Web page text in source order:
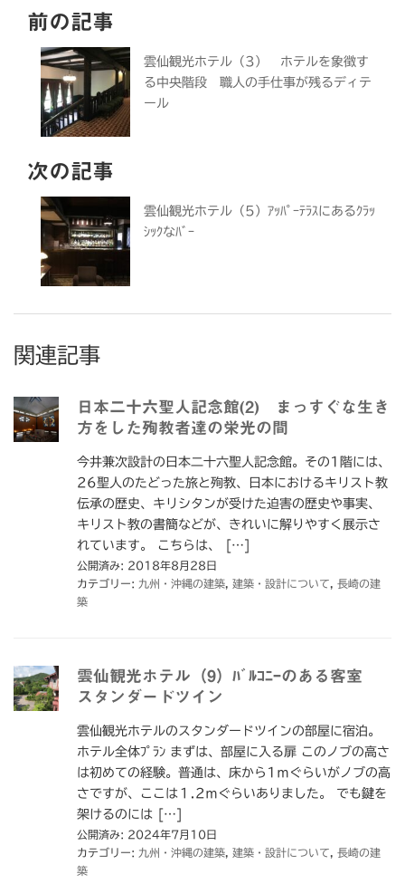
前の記事
雲仙観光ホテル（3） ホテルを象徴す
る中央階段 職人の手仕事が残るディテ
ール
次の記事
雲仙観光ホテル（5）ｱｯﾊﾟｰﾃﾗｽにあるｸﾗｯ
ｼｯｸなﾊﾞｰ
関連記事
日本二十六聖人記念館(2) まっすぐな生き
方をした殉教者達の栄光の間
今井兼次設計の日本二十六聖人記念館。その1階には、
26聖人のたどった旅と殉教、日本におけるキリスト教
伝承の歴史、キリシタンが受けた迫害の歴史や事実、
キリスト教の書簡などが、きれいに解りやすく展示さ
れています。 こちらは、 […]
公開済み: 2018年8月28日
カテゴリー: 九州・沖縄の建築 建築・設計について
長崎の建
築
雲仙観光ホテル（9）ﾊﾞﾙｺﾆｰのある客室
スタンダードツイン
雲仙観光ホテルのスタンダードツインの部屋に宿泊。
ホテル全体ﾌﾟﾗﾝ まずは、部屋に入る扉 このノブの高さ
は初めての経験。普通は、床から1ｍぐらいがノブの高
さですが、ここは１.2ｍぐらいありました。 でも鍵を
架けるのには […]
公開済み: 2024年7月10日
カテゴリー: 九州・沖縄の建築 建築・設計について
長崎の建
築